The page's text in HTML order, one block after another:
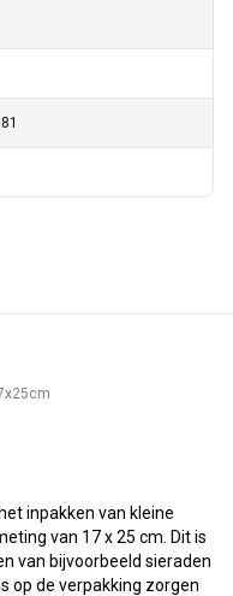
inpakken van kleine
van 17 x 25 cm. Dit is
van bijvoorbeeld sieraden
op de verpakking zorgen